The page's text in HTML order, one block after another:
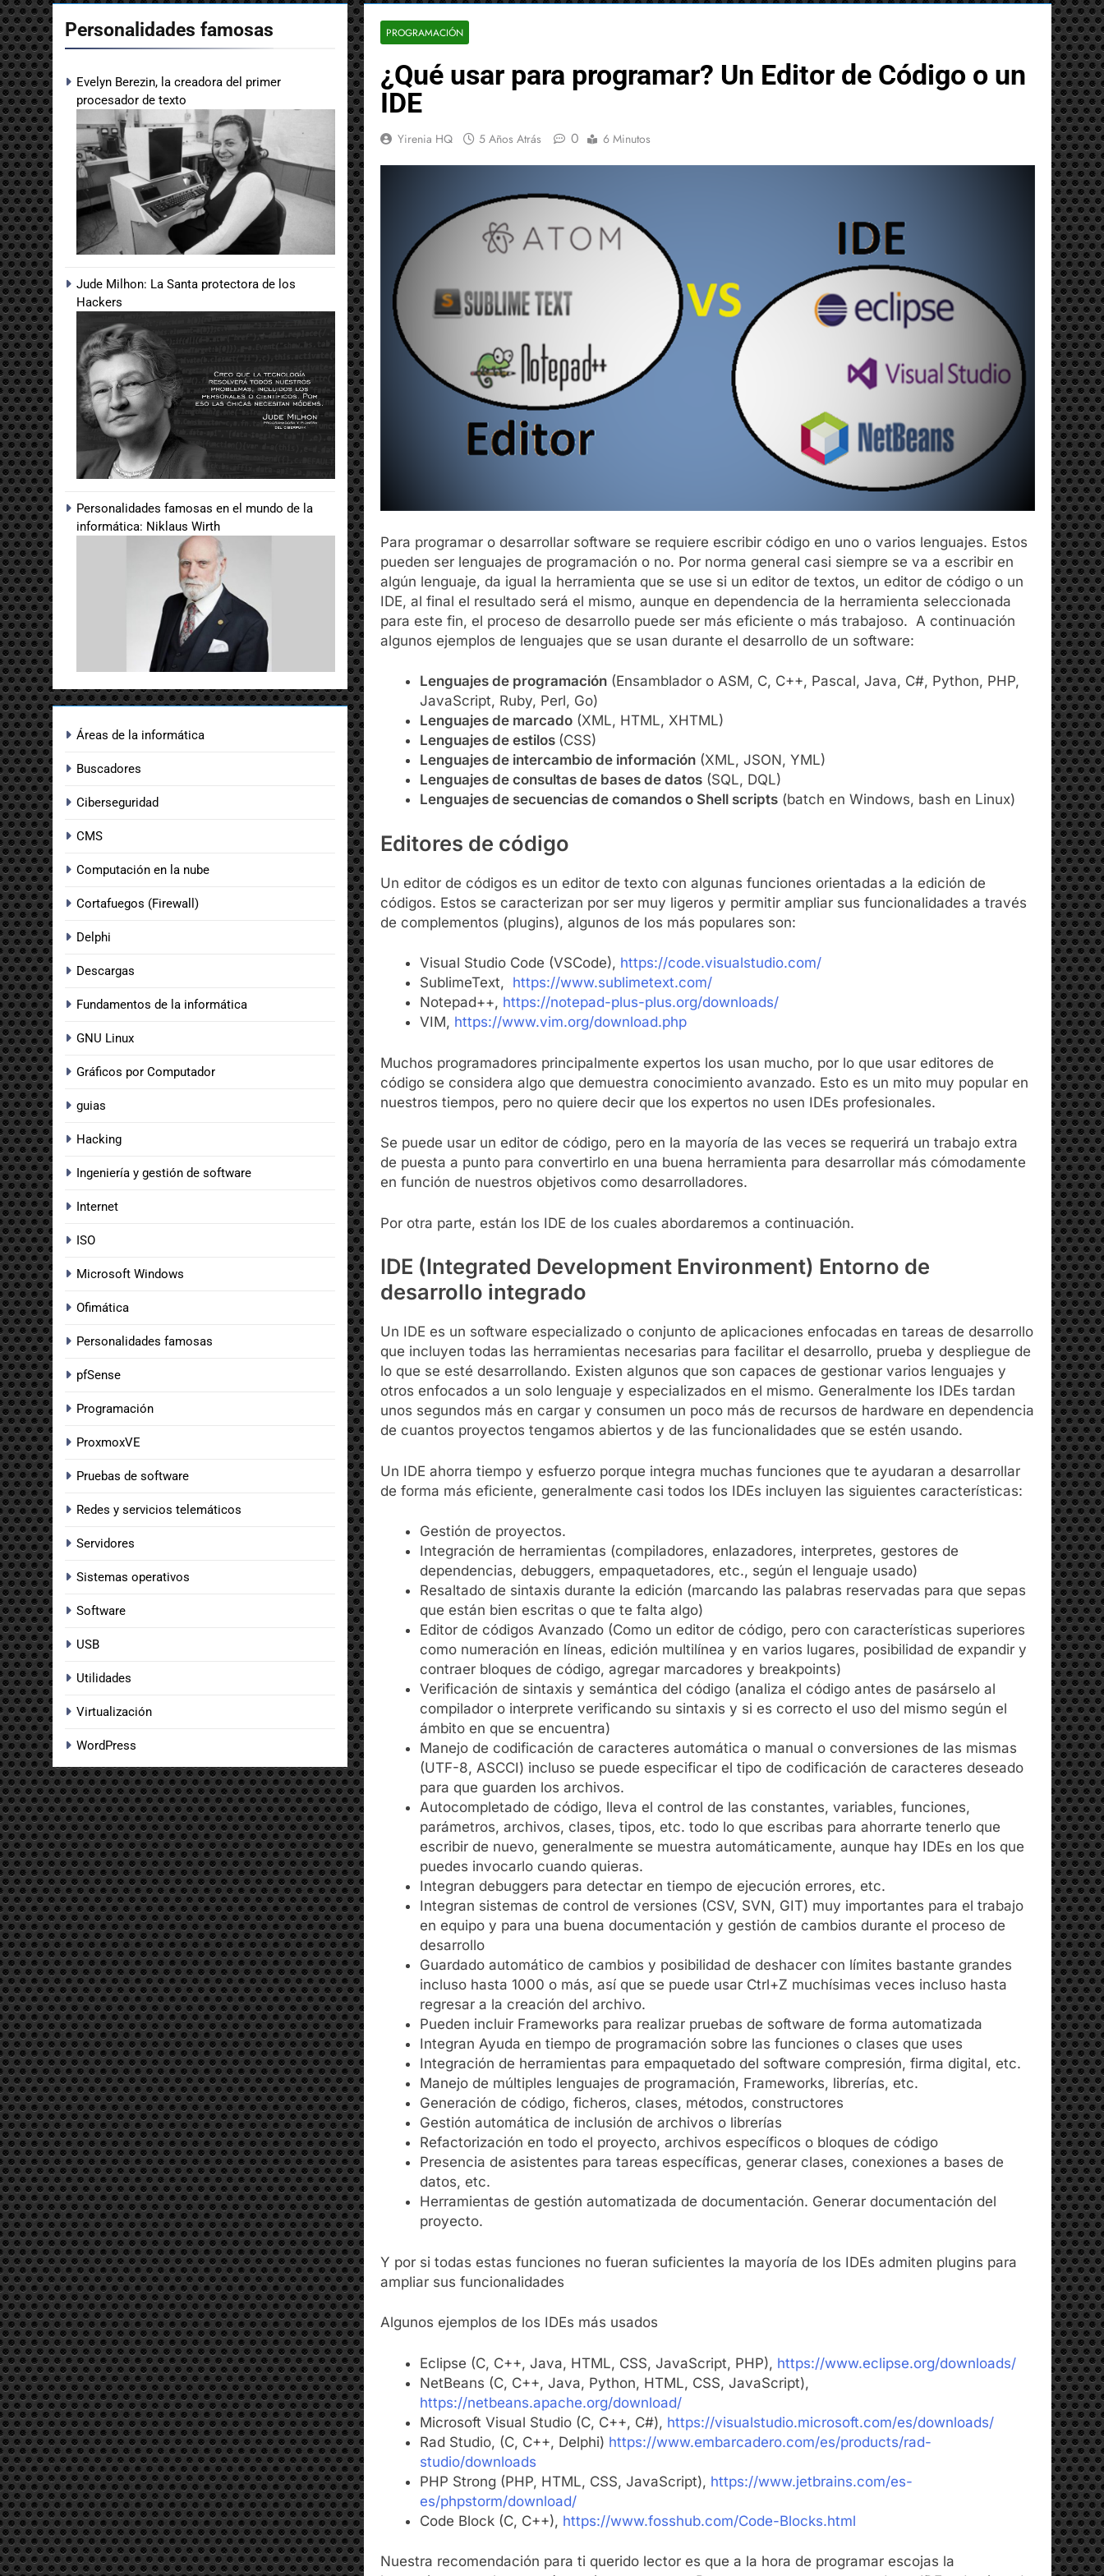
Personalidades famosas
Evelyn Berezin, la creadora del primer
procesador de texto
Jude Milhon: La Santa protectora de los
Hackers
Personalidades famosas en el mundo de la
informática: Niklaus Wirth
Áreas de la informática
Buscadores
Ciberseguridad
CMS
Computación en la nube
Cortafuegos (Firewall)
Delphi
Descargas
Fundamentos de la informática
GNU Linux
Gráficos por Computador
guias
Hacking
Ingeniería y gestión de software
Internet
ISO
Microsoft Windows
Ofimática
Personalidades famosas
pfSense
Programación
ProxmoxVE
Pruebas de software
Redes y servicios telemáticos
Servidores
Sistemas operativos
Software
USB
Utilidades
Virtualización
WordPress
PROGRAMACIÓN
¿Qué usar para programar? Un Editor de Código o un
IDE
Yirenia HQ 5 Años Atrás 0 6 Minutos
Para programar o desarrollar software se requiere escribir código en uno o varios lenguajes. Estos
pueden ser lenguajes de programación o no. Por norma general casi siempre se va a escribir en
algún lenguaje, da igual la herramienta que se use si un editor de textos, un editor de código o un
IDE, al final el resultado será el mismo, aunque en dependencia de la herramienta seleccionada
para este fin, el proceso de desarrollo puede ser más eficiente o más trabajoso. A continuación
algunos ejemplos de lenguajes que se usan durante el desarrollo de un software:
Lenguajes de programación (Ensamblador o ASM, C, C++, Pascal, Java, C#, Python, PHP,
JavaScript, Ruby, Perl, Go)
Lenguajes de marcado (XML, HTML, XHTML)
Lenguajes de estilos (CSS)
Lenguajes de intercambio de información (XML, JSON, YML)
Lenguajes de consultas de bases de datos (SQL, DQL)
Lenguajes de secuencias de comandos o Shell scripts (batch en Windows, bash en Linux)
Editores de código
Un editor de códigos es un editor de texto con algunas funciones orientadas a la edición de
códigos. Estos se caracterizan por ser muy ligeros y permitir ampliar sus funcionalidades a través
de complementos (plugins), algunos de los más populares son:
Visual Studio Code (VSCode), https://code.visualstudio.com/
SublimeText, https://www.sublimetext.com/
Notepad++, https://notepad-plus-plus.org/downloads/
VIM, https://www.vim.org/download.php
Muchos programadores principalmente expertos los usan mucho, por lo que usar editores de
código se considera algo que demuestra conocimiento avanzado. Esto es un mito muy popular en
nuestros tiempos, pero no quiere decir que los expertos no usen IDEs profesionales.
Se puede usar un editor de código, pero en la mayoría de las veces se requerirá un trabajo extra
de puesta a punto para convertirlo en una buena herramienta para desarrollar más cómodamente
en función de nuestros objetivos como desarrolladores.
Por otra parte, están los IDE de los cuales abordaremos a continuación.
IDE (Integrated Development Environment) Entorno de
desarrollo integrado
Un IDE es un software especializado o conjunto de aplicaciones enfocadas en tareas de desarrollo
que incluyen todas las herramientas necesarias para facilitar el desarrollo, prueba y despliegue de
lo que se esté desarrollando. Existen algunos que son capaces de gestionar varios lenguajes y
otros enfocados a un solo lenguaje y especializados en el mismo. Generalmente los IDEs tardan
unos segundos más en cargar y consumen un poco más de recursos de hardware en dependencia
de cuantos proyectos tengamos abiertos y de las funcionalidades que se estén usando.
Un IDE ahorra tiempo y esfuerzo porque integra muchas funciones que te ayudaran a desarrollar
de forma más eficiente, generalmente casi todos los IDEs incluyen las siguientes características:
Gestión de proyectos.
Integración de herramientas (compiladores, enlazadores, interpretes, gestores de
dependencias, debuggers, empaquetadores, etc., según el lenguaje usado)
Resaltado de sintaxis durante la edición (marcando las palabras reservadas para que sepas
que están bien escritas o que te falta algo)
Editor de códigos Avanzado (Como un editor de código, pero con características superiores
como numeración en líneas, edición multilínea y en varios lugares, posibilidad de expandir y
contraer bloques de código, agregar marcadores y breakpoints)
Verificación de sintaxis y semántica del código (analiza el código antes de pasárselo al
compilador o interprete verificando su sintaxis y si es correcto el uso del mismo según el
ámbito en que se encuentra)
Manejo de codificación de caracteres automática o manual o conversiones de las mismas
(UTF-8, ASCCI) incluso se puede especificar el tipo de codificación de caracteres deseado
para que guarden los archivos.
Autocompletado de código, lleva el control de las constantes, variables, funciones,
parámetros, archivos, clases, tipos, etc. todo lo que escribas para ahorrarte tenerlo que
escribir de nuevo, generalmente se muestra automáticamente, aunque hay IDEs en los que
puedes invocarlo cuando quieras.
Integran debuggers para detectar en tiempo de ejecución errores, etc.
Integran sistemas de control de versiones (CSV, SVN, GIT) muy importantes para el trabajo
en equipo y para una buena documentación y gestión de cambios durante el proceso de
desarrollo
Guardado automático de cambios y posibilidad de deshacer con límites bastante grandes
incluso hasta 1000 o más, así que se puede usar Ctrl+Z muchísimas veces incluso hasta
regresar a la creación del archivo.
Pueden incluir Frameworks para realizar pruebas de software de forma automatizada
Integran Ayuda en tiempo de programación sobre las funciones o clases que uses
Integración de herramientas para empaquetado del software compresión, firma digital, etc.
Manejo de múltiples lenguajes de programación, Frameworks, librerías, etc.
Generación de código, ficheros, clases, métodos, constructores
Gestión automática de inclusión de archivos o librerías
Refactorización en todo el proyecto, archivos específicos o bloques de código
Presencia de asistentes para tareas específicas, generar clases, conexiones a bases de
datos, etc.
Herramientas de gestión automatizada de documentación. Generar documentación del
proyecto.
Y por si todas estas funciones no fueran suficientes la mayoría de los IDEs admiten plugins para
ampliar sus funcionalidades
Algunos ejemplos de los IDEs más usados
Eclipse (C, C++, Java, HTML, CSS, JavaScript, PHP), https://www.eclipse.org/downloads/
NetBeans (C, C++, Java, Python, HTML, CSS, JavaScript),
https://netbeans.apache.org/download/
Microsoft Visual Studio (C, C++, C#), https://visualstudio.microsoft.com/es/downloads/
Rad Studio, (C, C++, Delphi) https://www.embarcadero.com/es/products/rad-
studio/downloads
PHP Strong (PHP, HTML, CSS, JavaScript), https://www.jetbrains.com/es-
es/phpstorm/download/
Code Block (C, C++), https://www.fosshub.com/Code-Blocks.html
Nuestra recomendación para ti querido lector es que a la hora de programar escojas la